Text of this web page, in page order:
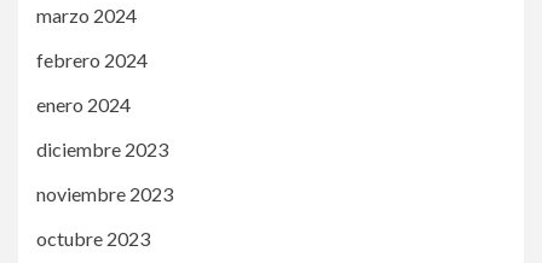
marzo 2024
febrero 2024
enero 2024
diciembre 2023
noviembre 2023
octubre 2023